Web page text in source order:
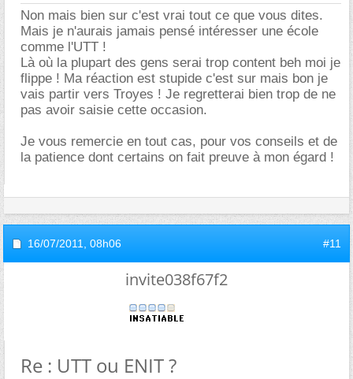
Non mais bien sur c'est vrai tout ce que vous dites.
Mais je n'aurais jamais pensé intéresser une école
comme l'UTT !
Là où la plupart des gens serai trop content beh moi je
flippe ! Ma réaction est stupide c'est sur mais bon je
vais partir vers Troyes ! Je regretterai bien trop de ne
pas avoir saisie cette occasion.
Je vous remercie en tout cas, pour vos conseils et de
la patience dont certains on fait preuve à mon égard !
16/07/2011, 08h06 #11
invite038f67f2
Re : UTT ou ENIT ?